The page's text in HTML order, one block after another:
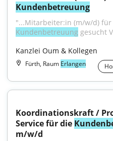
Kundenbetreuung
Kundenbetreuung gesucht
Kanzlei Oum & Kollegen
Fürth, Raum Erlangen
Koordinationskraft /
Service für die
m/w/d